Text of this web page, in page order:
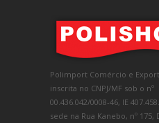
Polimport Comércio e
inscrita no CNPJ/MF sob o nº
00.436.042/0008-46, IE
sede na Rua Kanebo, nº 175,